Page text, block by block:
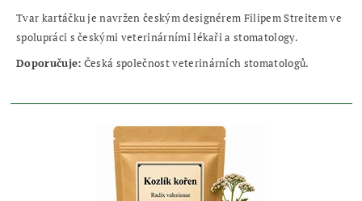
Tvar kartáčku je navržen českým designérem Filipem Streitem ve
spolupráci s českými veterinárními lékaři a stomatology.
Doporučuje: Česká společnost veterinárních stomatologů.